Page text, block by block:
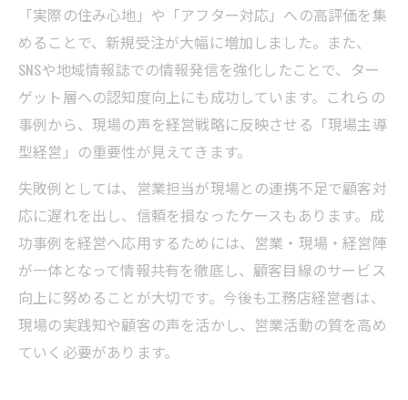
「実際の住み心地」や「アフター対応」への高評価を集
めることで、新規受注が大幅に増加しました。また、
SNSや地域情報誌での情報発信を強化したことで、ター
ゲット層への認知度向上にも成功しています。これらの
事例から、現場の声を経営戦略に反映させる「現場主導
型経営」の重要性が見えてきます。
失敗例としては、営業担当が現場との連携不足で顧客対
応に遅れを出し、信頼を損なったケースもあります。成
功事例を経営へ応用するためには、営業・現場・経営陣
が一体となって情報共有を徹底し、顧客目線のサービス
向上に努めることが大切です。今後も工務店経営者は、
現場の実践知や顧客の声を活かし、営業活動の質を高め
ていく必要があります。